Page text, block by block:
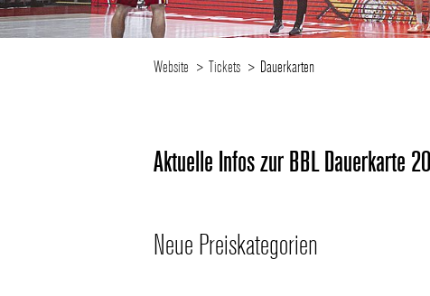
Website Tickets Dauerkarten
Aktuelle Infos zur BBL Dauerkarte
Neue Preiskategorien